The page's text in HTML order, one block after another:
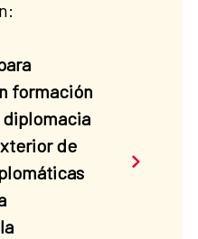
formación
de
Saber